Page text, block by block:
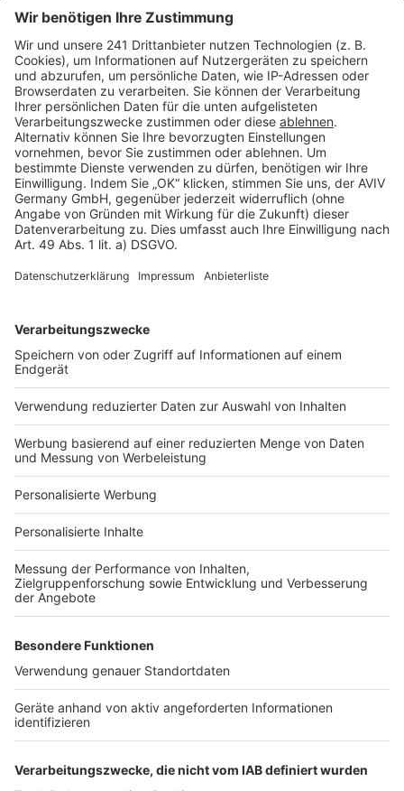
Seitenaufbau
Barrierefreiheit
Cookie Einstellungen
Rechtliches
AGB-Übersicht
Datenschutz
Impressum
Services
Bauprojekt-Quiz
Häuser-Suche
Hausanbieter-Suche
Bauprojekt-Profil
Für Unternehmen
Ihre Baufirma auf bauen.de
Kostenloses Infogespräch